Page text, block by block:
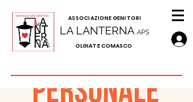
LA LANTERNA APS
ASSOCIAZIONE GENITORI
OLGIATE COMASCO